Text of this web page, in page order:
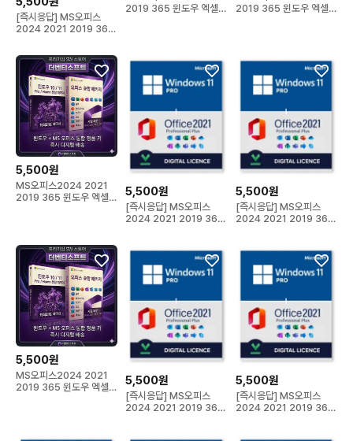
[즉시응답] MS오피스
2024 2021 2019 365
2019 365 윈도우 엑셀
2019 365 윈도우 엑셀
5,500원
MS오피스2024 2021
2019 365 윈도우 엑셀
5,500원
[즉시응답] MS오피스
2024 2021 2019 365
5,500원
[즉시응답] MS오피스
2024 2021 2019 365
5,500원
MS오피스2024 2021
2019 365 윈도우 엑셀
5,500원
[즉시응답] MS오피스
2024 2021 2019 365
5,500원
[즉시응답] MS오피스
2024 2021 2019 365